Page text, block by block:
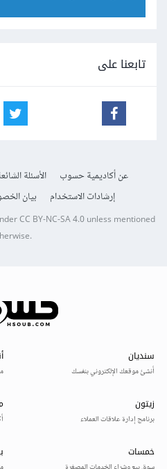
تابعنا على
عن أكاديمية حسوب الأسئلة الشائعة
إرشادات الاستخدام
بيان
CC BY-NC-SA 4.0unless mentioned